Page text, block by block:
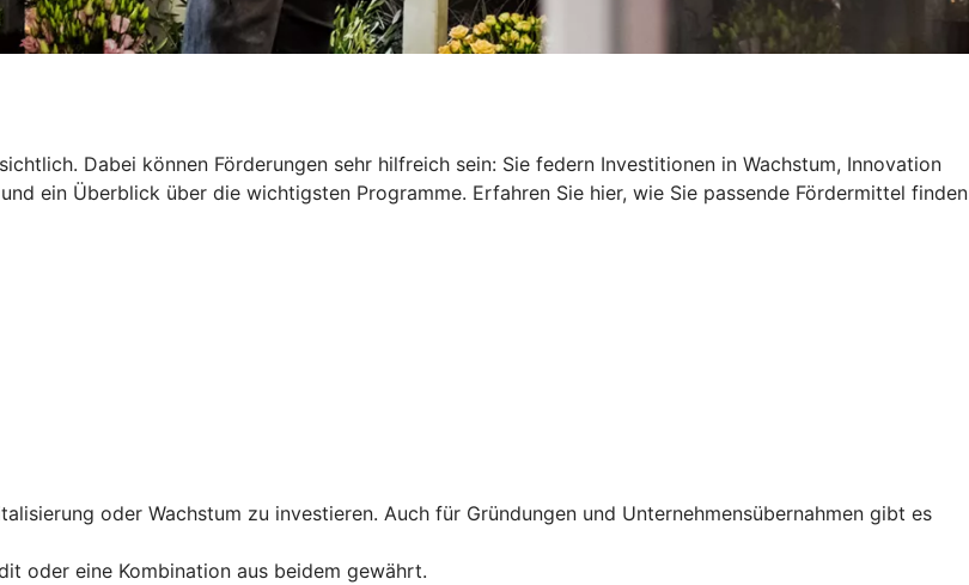
Dabei können Förderungen sehr hilfreich sein: Sie federn Investitionen in Wachstum, Innovation
ein Überblick über die wichtigsten Programme. Erfahren Sie hier, wie Sie passende Fördermittel finden
oder Wachstum zu investieren. Auch für Gründungen und Unternehmensübernahmen gibt es
oder eine Kombination aus beidem gewährt.